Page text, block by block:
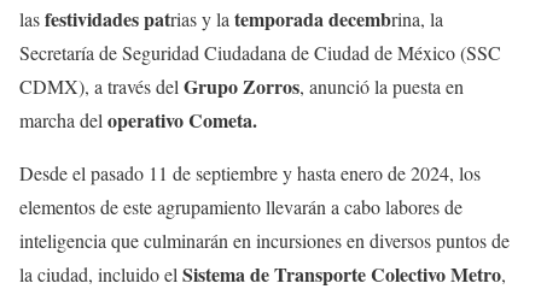
lasfestividades patrias y la temporada decembrina, la
Secretaría de Seguridad Ciudadana de Ciudad de México (SSC
CDMX), a través del Grupo Zorros, anunció la puesta en
marcha del operativo Cometa.
Desde el pasado 11 de septiembre y hasta enero de 2024, los
elementos de este agrupamiento llevarán a cabo labores de
inteligencia que culminarán en incursiones en diversos puntos de
la ciudad, incluido el Sistema de Transporte Colectivo Metro,